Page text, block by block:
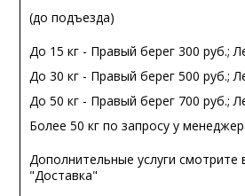
(до подъезда)
До 15 кг - Правый берег 300 руб.;
До 30 кг - Правый берег 500 руб.;
До 50 кг - Правый берег 700 руб.;
Более 50 кг по запросу у
Дополнительные услуги смотрите
"Доставка"